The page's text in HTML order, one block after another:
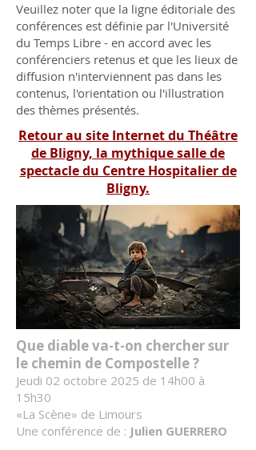
Veuillez noter que la ligne éditoriale des
conférences est définie par l'Université
du Temps Libre - en accord avec les
conférenciers retenus et que les lieux de
diffusion n'interviennent pas dans les
contenus, l'orientation ou l'illustration
des thèmes présentés.
Retour au site Internet du Théâtre
de Bligny, la mythique salle de
spectacle du Centre Hospitalier de
Bligny.
Que diable va-t-on chercher sur
le chemin de Compostelle ?
Jeudi 02 octobre 2025 de 14h00 à
15h30
«La Scène» de Limours
Une conférence de : Julien GUERRERO